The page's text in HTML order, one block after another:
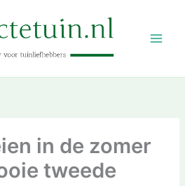
in de zomer
tweede